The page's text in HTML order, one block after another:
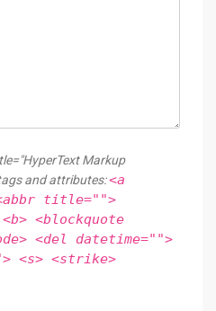
Markup
and attributes:<a
title="">
<blockquote
<del datetime="">
<s> <strike>